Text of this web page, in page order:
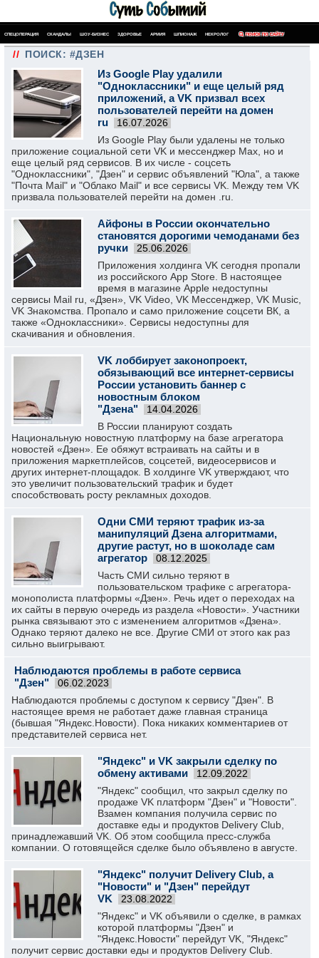
СПЕЦОПЕРАЦИЯ СКАНДАЛЫ ШОУ-БИЗНЕС ЗДОРОВЬЕ АРМИЯ ШПИОНАЖ НЕКРОЛОГ ПОИСК ПО САЙТУ
// ПОИСК: #ДЗЕН
Из Google Play удалили
"Одноклассники" и еще целый ряд
приложений, а VK призвал всех
пользователей перейти на домен
ru
16.07.2026
Из Google Play были удалены не только
приложение социальной сети VK и мессенджер Max, но и
еще целый ряд сервисов. В их числе - соцсеть
"Одноклассники", "Дзен" и сервис объявлений "Юла", а также
"Почта Mail" и "Облако Mail" и все сервисы VK. Между тем VK
призвала пользователей перейти на домен .ru.
Айфоны в России окончательно
становятся дорогими чемоданами без
ручки
25.06.2026
Приложения холдинга VK сегодня пропали
из российского App Store. В настоящее
время в магазине Apple недоступны
сервисы Mail ru, «Дзен», VK Video, VK Мессенджер, VK Music,
VK Знакомства. Пропало и само приложение соцсети ВК, а
также «Одноклассники». Сервисы недоступны для
скачивания и обновления.
VK лоббирует законопроект,
обязывающий все интернет-сервисы
России установить баннер с
новостным блоком
"Дзена"
14.04.2026
В России планируют создать
Национальную новостную платформу на базе агрегатора
новостей «Дзен». Ее обяжут встраивать на сайты и в
приложения маркетплейсов, соцсетей, видеосервисов и
других интернет-площадок. В холдинге VK утверждают, что
это увеличит пользовательский трафик и будет
способствовать росту рекламных доходов.
Одни СМИ теряют трафик из-за
манипуляций Дзена алгоритмами,
другие растут, но в шоколаде сам
агрегатор
08.12.2025
Часть СМИ сильно теряют в
пользовательском трафике с агрегатора-
монополиста платформы «Дзен». Речь идет о переходах на
их сайты в первую очередь из раздела «Новости». Участники
рынка связывают это с изменением алгоритмов «Дзена».
Однако теряют далеко не все. Другие СМИ от этого как раз
сильно выигрывают.
Наблюдаются проблемы в работе сервиса
"Дзен"
06.02.2023
Наблюдаются проблемы с доступом к сервису "Дзен". В
настоящее время не работает даже главная страница
(бывшая "Яндекс.Новости). Пока никаких комментариев от
представителей сервиса нет.
"Яндекс" и VK закрыли сделку по
обмену активами
12.09.2022
"Яндекс" сообщил, что закрыл сделку по
продаже VK платформ "Дзен" и "Новости".
Взамен компания получила сервис по
доставке еды и продуктов Delivery Club,
принадлежавший VK. Об этом сообщила пресс-служба
компании. О готовящейся сделке было объявлено в августе.
"Яндекс" получит Delivery Club, а
"Новости" и "Дзен" перейдут
VK
23.08.2022
"Яндекс" и VK объявили о сделке, в рамках
которой платформы "Дзен" и
"Яндекс.Новости" перейдут VK, "Яндекс"
получит сервис доставки еды и продуктов Delivery Club.